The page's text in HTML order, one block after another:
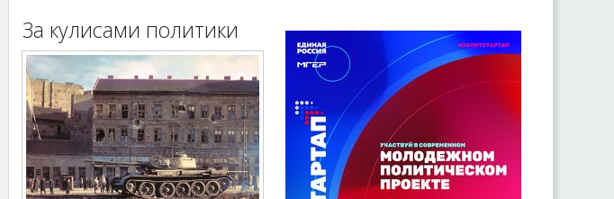
За кулисами политики